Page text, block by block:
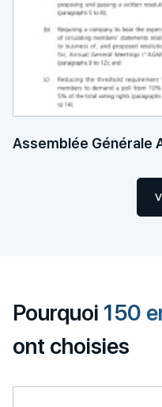
Assemblée Générale
Pourquoi 150
ont choisies